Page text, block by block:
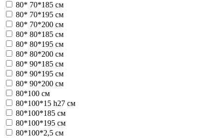
80* 70*185 см
80* 70*195 см
80* 70*200 см
80* 80*185 см
80* 80*195 см
80* 80*200 см
80* 90*185 см
80* 90*195 см
80* 90*200 см
80*100 см
80*100*15 h27 см
80*100*185 см
80*100*195 см
80*100*2,5 см